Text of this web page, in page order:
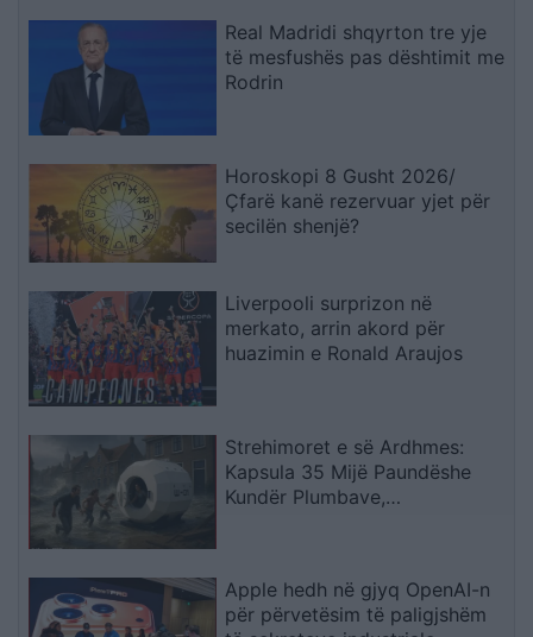
Real Madridi shqyrton tre yje
të mesfushës pas dështimit me
Rodrin
Horoskopi 8 Gusht 2026/
Çfarë kanë rezervuar yjet për
secilën shenjë?
Liverpooli surprizon në
merkato, arrin akord për
huazimin e Ronald Araujos
Strehimoret e së Ardhmes:
Kapsula 35 Mijë Paundëshe
Kundër Plumbave,
Apple hedh në gjyq OpenAI-n
për përvetësim të paligjshëm